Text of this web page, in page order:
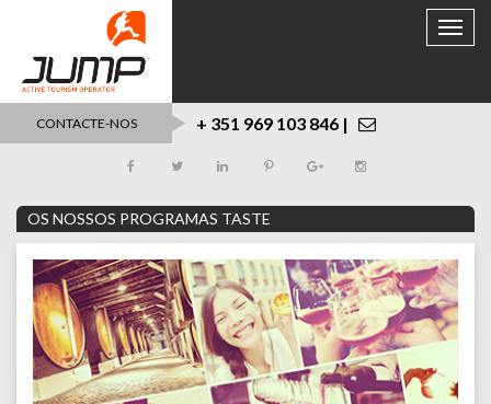
Toggle
CONTACTE-NOS + 351 969 103 846 |
OS NOSSOS PROGRAMAS TASTE